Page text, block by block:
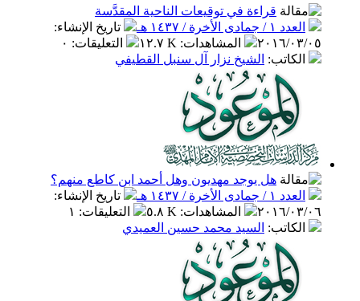
قراءة في توقيعات الناحية المقدَّسة
العدد ١ / جمادى الأخرة / ١٤٣٧ هـ
تاريخ الإنشاء:
٢٠١٦/٠٣/٠٥
المشاهدات: ١٢.٧ K التعليقات: ٠
الكاتب: الشيخ نزار آل سنبل القطيفي
هل يوجد مهديون وهل أحمد ابن كاطع منهم؟
العدد ١ / جمادى الأخرة / ١٤٣٧ هـ
تاريخ الإنشاء:
٢٠١٦/٠٣/٠٦
المشاهدات: ٥.٨ K التعليقات: ١
الكاتب: السيد محمد حسين العميدي